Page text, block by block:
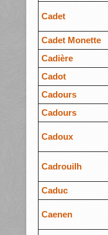
Cadet
Cadet Monette
Cadière
Cadot
Cadours
Cadours
Cadoux
Cadrouilh
Caduc
Caenen